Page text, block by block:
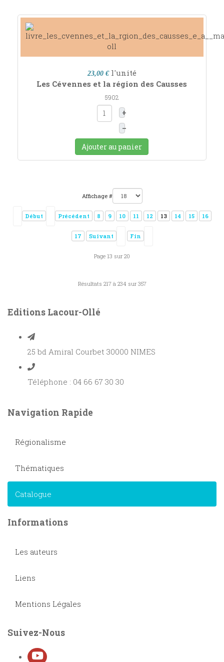
23,00 € l'unité
Les Cévennes et la région des Causses
5902
+
–
Ajouter au panier
Affichage #
Début Précédent 8 9 10 11 12 13 14 15 16
17 Suivant Fin
Page 13 sur 20
Résultats 217 à 234 sur 357
Editions Lacour-Ollé
25 bd Amiral Courbet 30000 NIMES
Téléphone : 04 66 67 30 30
Navigation Rapide
Régionalisme
Thématiques
Catalogue
Informations
Les auteurs
Liens
Mentions Légales
Suivez-Nous